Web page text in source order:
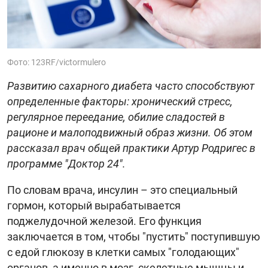
Фото: 123RF/victormulero
Развитию сахарного диабета часто способствуют
определенные факторы: хронический стресс,
регулярное переедание, обилие сладостей в
рационе и малоподвижный образ жизни. Об этом
рассказал врач общей практики Артур Родригес в
программе "Доктор 24".
По словам врача, инсулин – это специальный
гормон, который вырабатывается
поджелудочной железой. Его функция
заключается в том, чтобы "пустить" поступившую
с едой глюкозу в клетки самых "голодающих"